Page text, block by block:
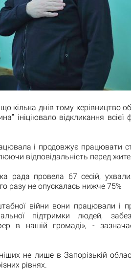
кілька днів тому керівництво
ініціювало відкликання всієї
і продовжує працювати
відповідальність перед
рада провела 67 сесій,
разу не опускалась нижче 75%
війни вони працювали і
підтримки людей,
в нашій громаді», -
не лише в Запорізькій
рівнях.